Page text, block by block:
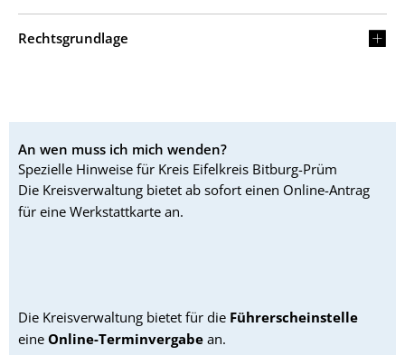
Rechtsgrundlage
An wen muss ich mich wenden?
Spezielle Hinweise für Kreis Eifelkreis Bitburg-Prüm
Die Kreisverwaltung bietet ab sofort einen Online-Antrag
für eine Werkstattkarte an.
Die Kreisverwaltung bietet für die Führerscheinstelle
eine Online-Terminvergabe an.